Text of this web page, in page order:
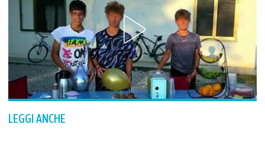
LEGGI ANCHE